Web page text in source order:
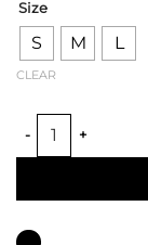
Size
S M L
CLEAR
IRACA